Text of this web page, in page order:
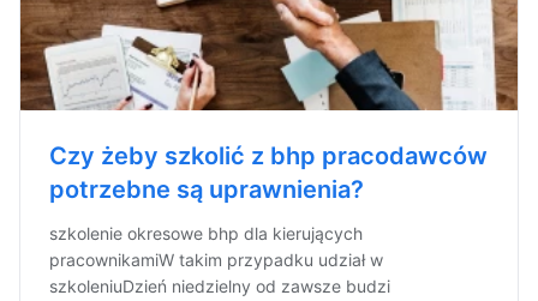
Czy żeby szkolić z bhp pracodawców
potrzebne są uprawnienia?
szkolenie okresowe bhp dla kierujących
pracownikamiW takim przypadku udział w
szkoleniuDzień niedzielny od zawsze budzi